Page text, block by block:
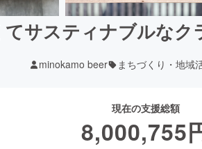
サスティナブルなク
minokamo beer まちづくり・地域
現在の支援総額
8,000,755